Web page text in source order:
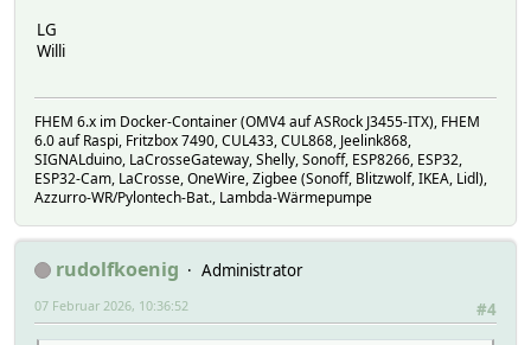
LG
Willi
FHEM 6.x im Docker-Container (OMV4 auf ASRock J3455-ITX), FHEM
6.0 auf Raspi, Fritzbox 7490, CUL433, CUL868, Jeelink868,
SIGNALduino, LaCrosseGateway, Shelly, Sonoff, ESP8266, ESP32,
ESP32-Cam, LaCrosse, OneWire, Zigbee (Sonoff, Blitzwolf, IKEA, Lidl),
Azzurro-WR/Pylontech-Bat., Lambda-Wärmepumpe
rudolfkoenig
Administrator
#4
07 Februar 2026, 10:36:52